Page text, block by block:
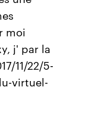
moi
j' par la
11/22/5-
virtuel-